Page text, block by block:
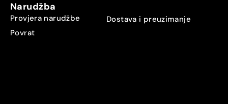
Narudžba
Provjera narudžbe
Dostava i preuzimanje
Povrat